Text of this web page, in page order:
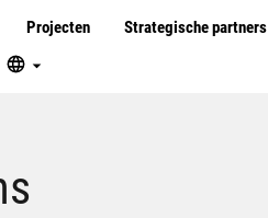
Projecten Strategische partners